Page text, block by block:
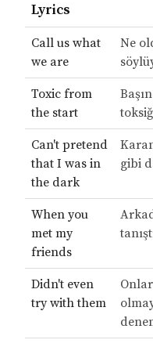
Lyrics
Call us what
we are
Ne
Toxic from
the start
Can't pretend
that I was in
the dark
gibi
When you
met my
friends
Didn't even
try with them